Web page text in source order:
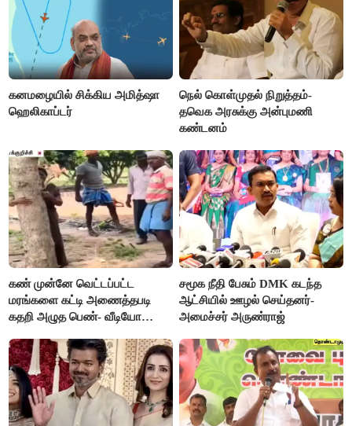
கனமழையில் சிக்கிய அமித்ஷா
ஹெலிகாப்டர்
நெல் கொள்முதல் நிறுத்தம்-
தவெக அரசுக்கு அன்புமணி
கண்டனம்
கண் முன்னே வெட்டப்பட்ட
மரங்களை கட்டி அணைத்தபடி
கதறி அழுத பெண்- வீடியோ
சமூக நீதி பேசும் DMK கடந்த
ஆட்சியில் ஊழல் செய்தனர்-
அமைச்சர் அருண்ராஜ்